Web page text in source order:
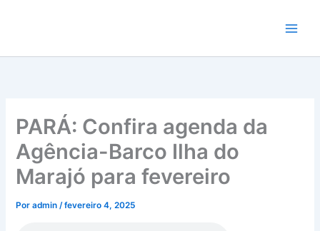
conteúdo
PARÁ: Confira agenda da
Agência-Barco Ilha do
Marajó para fevereiro
Poradmin/fevereiro 4, 2025